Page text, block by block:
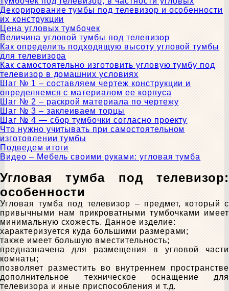
Декорирование тумбы под телевизор и особенности
их конструкции
Цена угловых тумбочек
Величина угловой тумбы под телевизор
Как определить подходящую высоту угловой тумбы
для телевизора
Как самостоятельно изготовить угловую тумбу под
телевизор в домашних условиях
Шаг № 1 – составляем чертеж конструкции и
определяемся с материалом ее корпуса
Шаг № 2 – раскрой материала по чертежу
Шаг № 3 – заклеиваем торцы
Шаг № 4 — сбор тумбочки согласно проекту
Что нужно учитывать при самостоятельном
изготовлении тумбы
Подведем итоги
Видео – Мебель своими руками: угловая тумба
Угловая тумба под телевизор:
особенности
Угловая тумба под телевизор – предмет, который с
привычными нам прикроватными тумбочками имеет
минимальную схожесть. Данное изделие:
характеризуется куда большими размерами;
также имеет большую вместительность;
предназначена для размещения в угловой части
комнаты;
позволяет разместить во внутреннем пространстве
дополнительное техническое оснащение для
телевизора и иные приспособления и т.д.